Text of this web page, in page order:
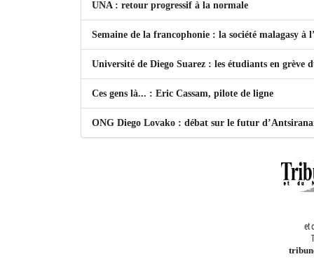
UNA : retour progressif à la normale
Semaine de la francophonie : la société malagasy à
Université de Diego Suarez : les étudiants en grève
Ces gens là... : Eric Cassam, pilote de ligne
ONG Diego Lovako : débat sur le futur
et